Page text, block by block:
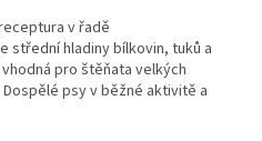
v řadě
střední hladiny bílkovin, tuků a
pro štěňata velkých
psy v běžné aktivitě a